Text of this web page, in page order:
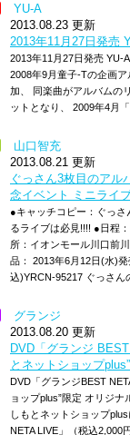
YU-A
2013.08.23 更新
2013年11月27日発売
2013年11月27日発売
2008年9月童子-Tの企画
加、 同楽曲がアルバムの
ットとなり、 2009年4月
山口智充
2013.08.21 更新
ぐっさん3枚目のアル
念イベント ミニライ
●キャッチコピー：ぐっ
るライブは必見!!!! ●日程
所：イオンモール川口前
品： 2013年6月12日(水)
込)YRCN-95217 ぐっさん
グランジ
2013.08.20 更新
DVD「グランジ
とネットショップ
DVD「グランジBEST
ョップplus”限定 オリジ
しもとネットショップ
NETA LIVE」（税込2,000